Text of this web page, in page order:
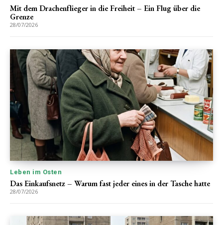
Mit dem Drachenflieger in die Freiheit – Ein Flug über die
Grenze
28/07/2026
Leben im Osten
Das Einkaufsnetz – Warum fast jeder eines in der Tasche hatte
28/07/2026